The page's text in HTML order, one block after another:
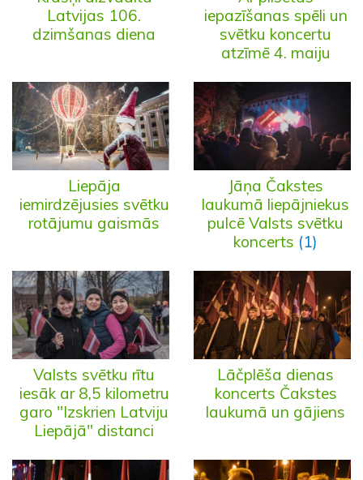
Latvijas 106.
dzimšanas diena
iepazīšanas spēli un
svētku koncertu
atzīmē 4. maiju
Liepāja
iemirdzējusies svētku
rotājumu gaismās
Jāņa Čakstes
laukumā liepājniekus
pulcē Valsts svētku
koncerts (1)
Valsts svētku rītu
iesāk ar 8,5 kilometru
garo "Izskrien Latviju
Liepājā" distanci
Lāčplēša dienas
koncerts Čakstes
laukumā un gājiens